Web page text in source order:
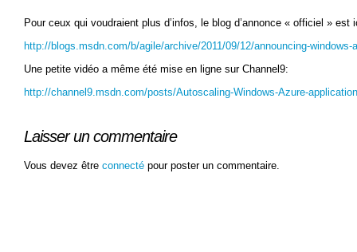
Pour ceux qui voudraient plus d’infos, le blog d’annonce « officiel » est
http://blogs.msdn.com/b/agile/archive/2011/09/12/announcing-
Une petite vidéo a même été mise en ligne sur Channel9:
http://channel9.msdn.com/posts/Autoscaling-Windows-Azure-
Laisser un commentaire
Vous devez être connecté pour poster un commentaire.